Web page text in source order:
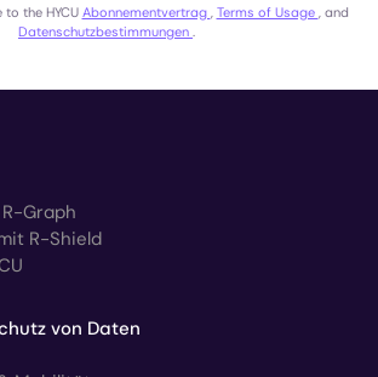
the HYCU Abonnementvertrag , Terms of Usage , and
Datenschutzbestimmungen .
Graph
R-Shield
von Daten